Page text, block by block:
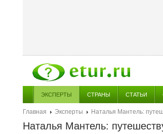
ЭКСПЕРТЫ СТРАНЫ СТАТЬИ
Главная Эксперты Наталья Мантель:
Наталья Мантель: